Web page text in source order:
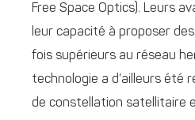
Free Space Optics). Leurs
leur capacité à proposer
fois supérieurs au réseau
technologie a d’ailleurs été
de constellation satellitaire